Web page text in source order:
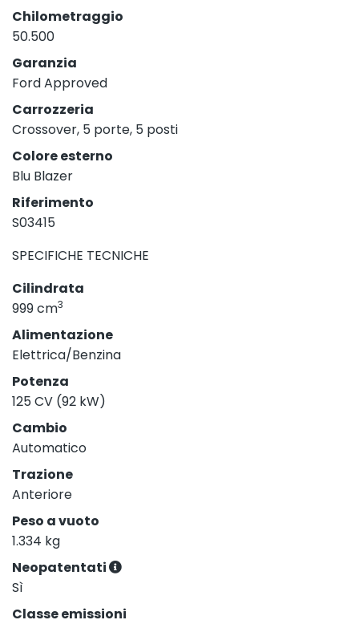
Chilometraggio
50.500
Garanzia
Ford Approved
Carrozzeria
Crossover, 5 porte, 5 posti
Colore esterno
Blu Blazer
Riferimento
S03415
SPECIFICHE TECNICHE
Cilindrata
999 cm3
Alimentazione
Elettrica/Benzina
Potenza
125 CV (92 kW)
Cambio
Automatico
Trazione
Anteriore
Peso a vuoto
1.334 kg
Neopatentati
Sì
Classe emissioni